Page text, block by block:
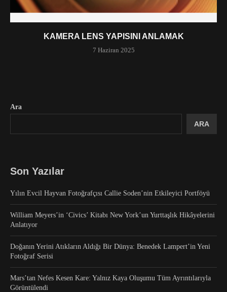
KAMERA LENS YAPISINI ANLAMAK
7 Haziran 2025
Ara
ARA
Son Yazılar
Yılın Evcil Hayvan Fotoğrafçısı Callie Soden’nin Etkileyici Portföyü
William Meyers’in ‘Civics’ Kitabı New York’un Yurttaşlık Hikâyelerini
Anlatıyor
Doğanın Yerini Atıkların Aldığı Bir Dünya: Benedek Lampert’in Yeni
Fotoğraf Serisi
Mars’tan Nefes Kesen Kare: Yalnız Kaya Oluşumu Tüm Ayrıntılarıyla
Görüntülendi